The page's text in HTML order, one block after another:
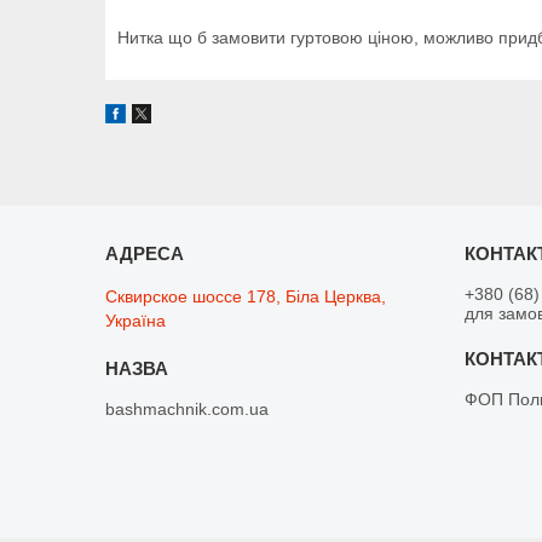
Нитка що б замовити гуртовою ціною, можливо
Сквирское шоссе 178, Біла Церква,
Україна
bashmachnik.com.ua
+380
для
ФОП